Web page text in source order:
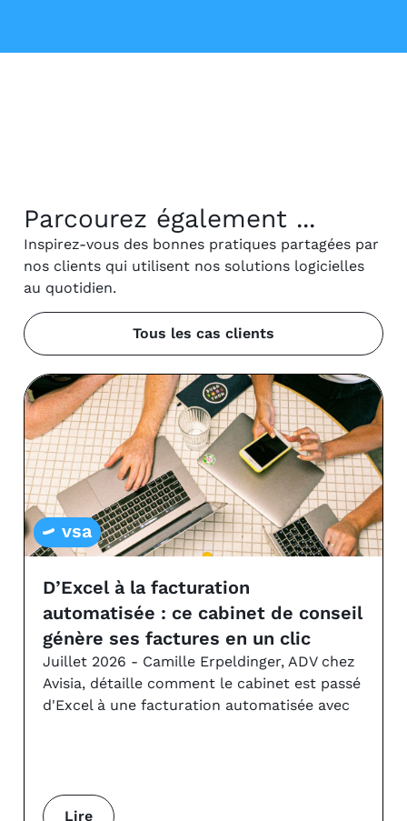
Parcourez également ...
Inspirez-vous des bonnes pratiques partagées par
nos clients qui utilisent nos solutions logicielles
au quotidien.
Tous les cas clients
Lire
vsa
D’Excel à la facturation
automatisée : ce cabinet de conseil
génère ses factures en un clic
Juillet 2026 - Camille Erpeldinger, ADV chez
Avisia, détaille comment le cabinet est passé
d'Excel à une facturation automatisée avec